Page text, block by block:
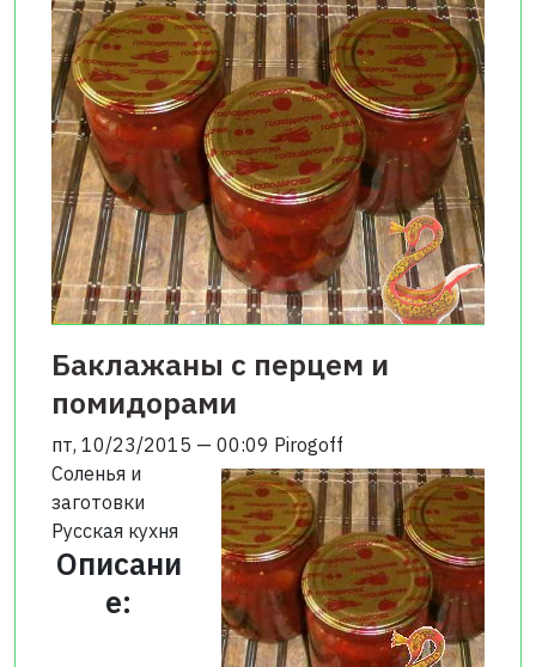
Баклажаны с перцем и
помидорами
пт, 10/23/2015 — 00:09 Pirogoff
Соленья и
заготовки
Русская кухня
Описани
е: